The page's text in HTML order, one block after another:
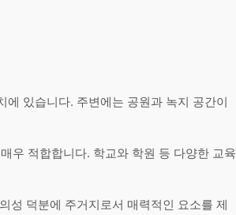
에 있습니다. 주변에는 공원과 녹지 공간이
우 적합합니다. 학교와 학원 등 다양한 교육
성 덕분에 주거지로서 매력적인 요소를 제